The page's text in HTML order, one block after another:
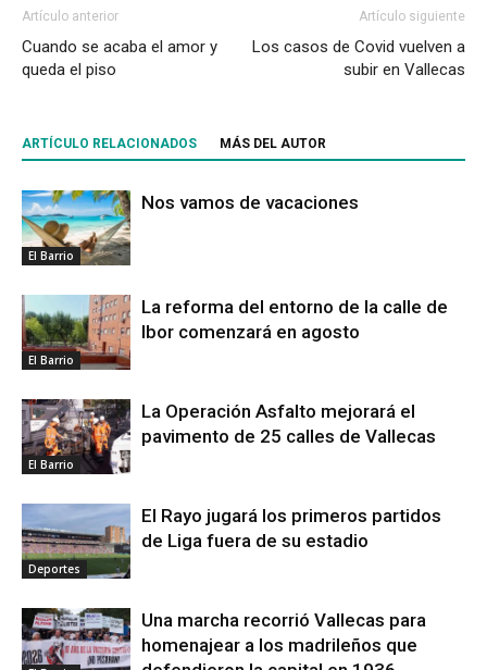
Artículo anterior
Cuando se acaba el amor y
queda el piso
Artículo siguiente
Los casos de Covid vuelven a
subir en Vallecas
ARTÍCULO RELACIONADOS MÁS DEL AUTOR
El Barrio
Nos vamos de vacaciones
El Barrio
La reforma del entorno de la calle de
Ibor comenzará en agosto
El Barrio
La Operación Asfalto mejorará el
pavimento de 25 calles de Vallecas
Deportes
El Rayo jugará los primeros partidos
de Liga fuera de su estadio
Una marcha recorrió Vallecas para
homenajear a los madrileños que